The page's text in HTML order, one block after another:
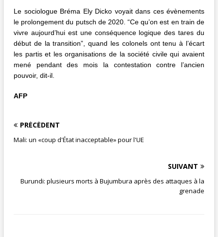
Le sociologue Bréma Ely Dicko voyait dans ces évènements
le prolongement du putsch de 2020. “Ce qu’on est en train de
vivre aujourd’hui est une conséquence logique des tares du
début de la transition”, quand les colonels ont tenu à l’écart
les partis et les organisations de la société civile qui avaient
mené pendant des mois la contestation contre l’ancien
pouvoir, dit-il.
AFP
PRÉCÉDENT
Mali: un «coup d'État inacceptable» pour l'UE
SUIVANT
Burundi: plusieurs morts à Bujumbura après des attaques à la
grenade